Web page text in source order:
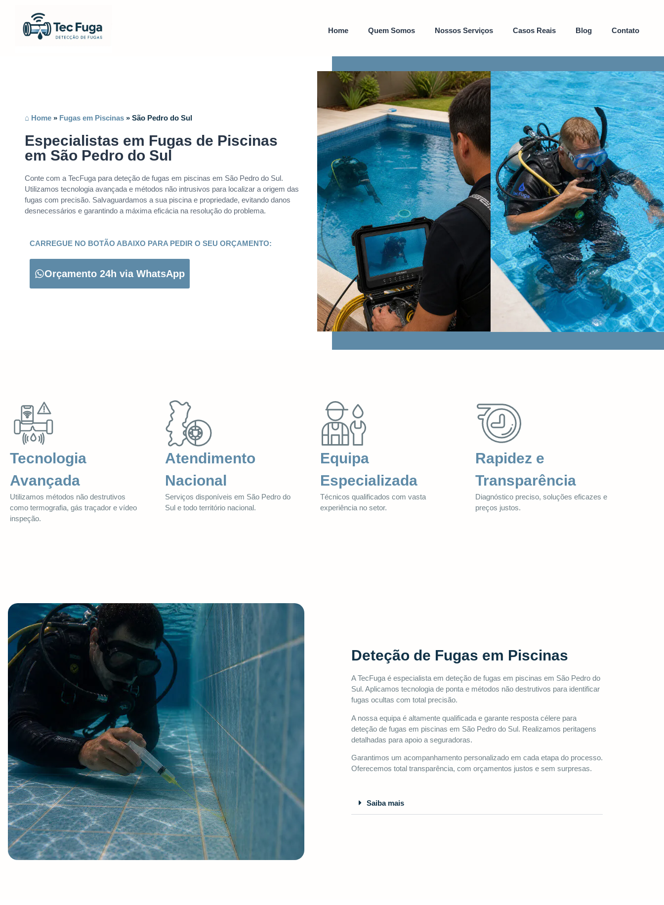
Home Quem Somos Nossos Serviços Casos Reais Blog Contato
⌂ Home » Fugas em Piscinas » São Pedro do Sul
Especialistas em Fugas de Piscinas
em São Pedro do Sul
Conte com a TecFuga para deteção de fugas em piscinas em São Pedro do Sul.
Utilizamos tecnologia avançada e métodos não intrusivos para localizar a origem das
fugas com precisão. Salvaguardamos a sua piscina e propriedade, evitando danos
desnecessários e garantindo a máxima eficácia na resolução do problema.
CARREGUE NO BOTÃO ABAIXO PARA PEDIR O SEU ORÇAMENTO:
Orçamento 24h via WhatsApp
Tecnologia
Avançada
Utilizamos métodos não destrutivos
como termografia, gás traçador e vídeo
inspeção.
Atendimento
Nacional
Serviços disponíveis em São Pedro do
Sul e todo território nacional.
Equipa
Especializada
Técnicos qualificados com vasta
experiência no setor.
Rapidez e
Transparência
Diagnóstico preciso, soluções eficazes e
preços justos.
Deteção de Fugas em Piscinas
A TecFuga é especialista em deteção de fugas em piscinas em São Pedro do
Sul. Aplicamos tecnologia de ponta e métodos não destrutivos para identificar
fugas ocultas com total precisão.
A nossa equipa é altamente qualificada e garante resposta célere para
deteção de fugas em piscinas em São Pedro do Sul. Realizamos peritagens
detalhadas para apoio a seguradoras.
Garantimos um acompanhamento personalizado em cada etapa do processo.
Oferecemos total transparência, com orçamentos justos e sem surpresas.
Saiba mais